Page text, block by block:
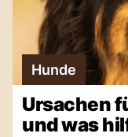
Hunde
Ursachen
und was